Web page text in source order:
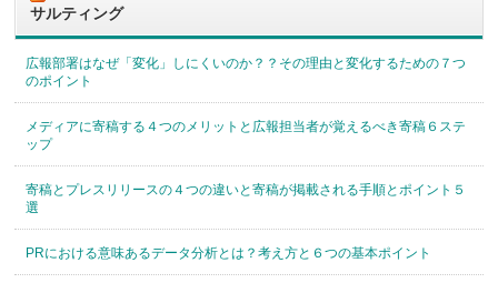
サルティング
広報部署はなぜ「変化」しにくいのか？？その理由と変化するための７つ
のポイント
メディアに寄稿する４つのメリットと広報担当者が覚えるべき寄稿６ステ
ップ
寄稿とプレスリリースの４つの違いと寄稿が掲載される手順とポイント５
選
PRにおける意味あるデータ分析とは？考え方と６つの基本ポイント